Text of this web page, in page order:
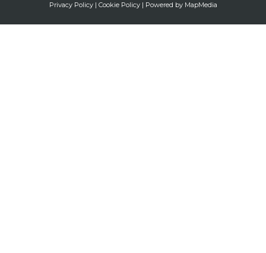
Privacy Policy| Cookie Policy| Powered by MapMedia